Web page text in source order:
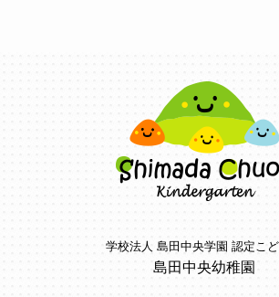
学校法人 島田中央学園 認定こ
島田中央幼稚園